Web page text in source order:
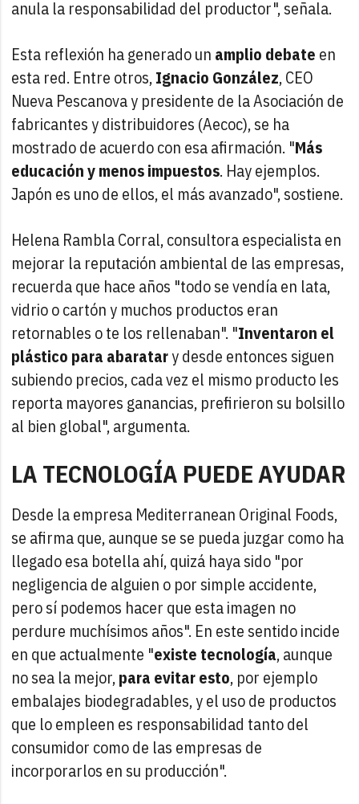
anula la responsabilidad del productor", señala.
Esta reflexión ha generado un amplio debate en
esta red. Entre otros,Ignacio González, CEO
Nueva Pescanova y presidente de la Asociación de
fabricantes y distribuidores (Aecoc), se ha
mostrado de acuerdo con esa afirmación. "Más
educación y menos impuestos. Hay ejemplos.
Japón es uno de ellos, el más avanzado", sostiene.
Helena Rambla Corral, consultora especialista en
mejorar la reputación ambiental de las empresas,
recuerda que hace años "todo se vendía en lata,
vidrio o cartón y muchos productos eran
retornables o te los rellenaban". "Inventaron el
plástico para abaratary desde entonces siguen
subiendo precios, cada vez el mismo producto les
reporta mayores ganancias, prefirieron su bolsillo
al bien global", argumenta.
LA TECNOLOGÍA PUEDE AYUDAR
Desde la empresa Mediterranean Original Foods,
se afirma que, aunque se se pueda juzgar como ha
llegado esa botella ahí, quizá haya sido "por
negligencia de alguien o por simple accidente,
pero sí podemos hacer que esta imagen no
perdure muchísimos años". En este sentido incide
en que actualmente "existe tecnología, aunque
no sea la mejor,para evitar esto, por ejemplo
embalajes biodegradables, y el uso de productos
que lo empleen es responsabilidad tanto del
consumidor como de las empresas de
incorporarlos en su producción".